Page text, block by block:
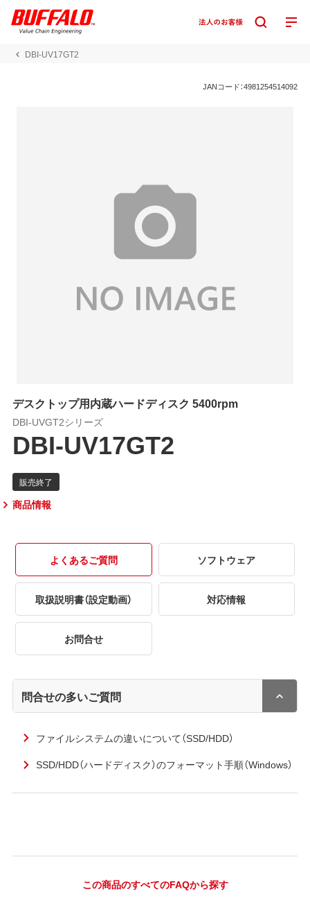
DBI-UV17GT2
JANコード：4981254514092
デスクトップ用内蔵ハードディスク 5400rpm
DBI-UVGT2シリーズ
DBI-UV17GT2
商品情報
よくあるご質問 ソフトウェア
取扱説明書（設定動画） 対応情報
お問合せ
問合せの多いご質問
ファイルシステムの違いについて（SSD/HDD）
SSD/HDD（ハードディスク）のフォーマット手順（Windows）
この商品のすべてのFAQから探す